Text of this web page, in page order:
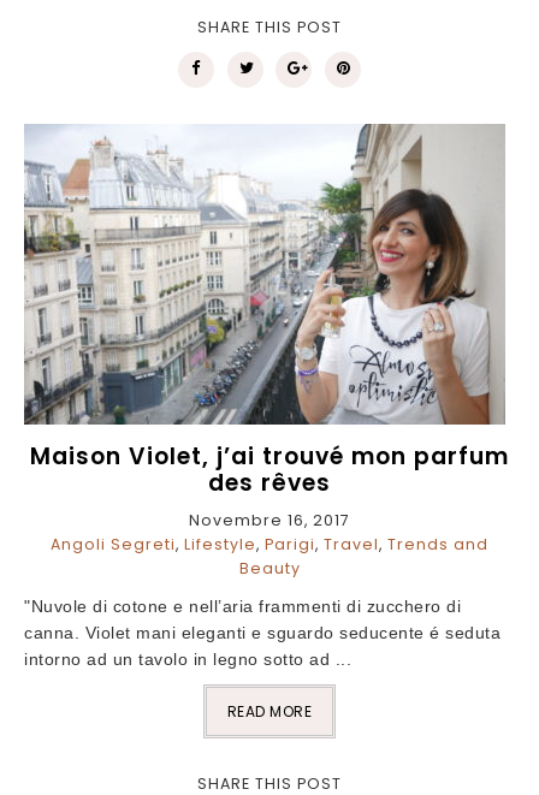
SHARE THIS POST
Maison Violet, j’ai trouvé mon parfum
des rêves
Novembre 16, 2017
Angoli Segreti, Lifestyle, Parigi, Travel, Trends and
Beauty
"Nuvole di cotone e nell’aria frammenti di zucchero di
canna. Violet mani eleganti e sguardo seducente é seduta
intorno ad un tavolo in legno sotto ad ...
READ MORE
SHARE THIS POST